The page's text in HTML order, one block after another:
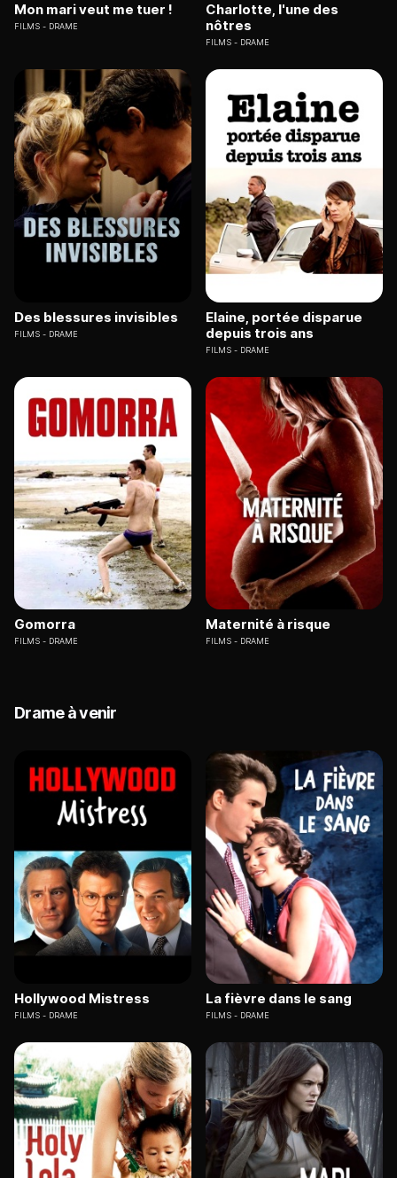
Mon mari veut me tuer !
FILMS DRAME
Charlotte, l'une des
nôtres
FILMS DRAME
Des blessures invisibles
FILMS DRAME
Elaine, portée disparue
depuis trois ans
FILMS DRAME
Gomorra
FILMS DRAME
Maternité à risque
FILMS DRAME
Drame à venir
Hollywood Mistress
FILMS DRAME
La fièvre dans le sang
FILMS DRAME